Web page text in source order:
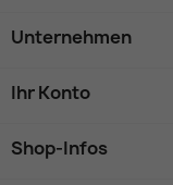
Unternehmen
Ihr Konto
Shop-Infos